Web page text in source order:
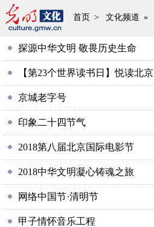
首页 > 文化频道 »
探源中华文明 敬畏历史生命
【第23个世界读书日】悦读北京
京城老字号
印象二十四节气
2018第八届北京国际电影节
2018中华文明凝心铸魂之旅
网络中国节·清明节
甲子情怀音乐工程